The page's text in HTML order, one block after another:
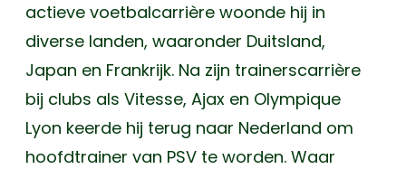
actieve voetbalcarrière woonde hij in
diverse landen, waaronder Duitsland,
Japan en Frankrijk. Na zijn trainerscarrière
bij clubs als Vitesse, Ajax en Olympique
Lyon keerde hij terug naar Nederland om
hoofdtrainer van PSV te worden. Waar